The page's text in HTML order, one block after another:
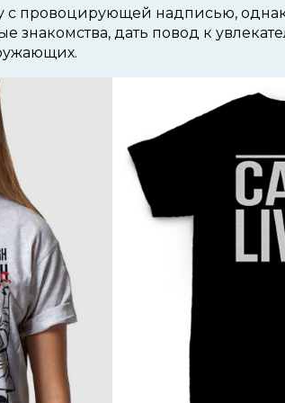
с провоцирующей надписью,
знакомства, дать повод к